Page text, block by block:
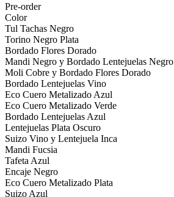
Pre-order
Color
Tul Tachas Negro
Torino Negro Plata
Bordado Flores Dorado
Mandi Negro y Bordado Lentejuelas Negro
Moli Cobre y Bordado Flores Dorado
Bordado Lentejuelas Vino
Eco Cuero Metalizado Azul
Eco Cuero Metalizado Verde
Bordado Lentejuelas Azul
Lentejuelas Plata Oscuro
Suizo Vino y Lentejuela Inca
Mandi Fucsia
Tafeta Azul
Encaje Negro
Eco Cuero Metalizado Plata
Suizo Azul